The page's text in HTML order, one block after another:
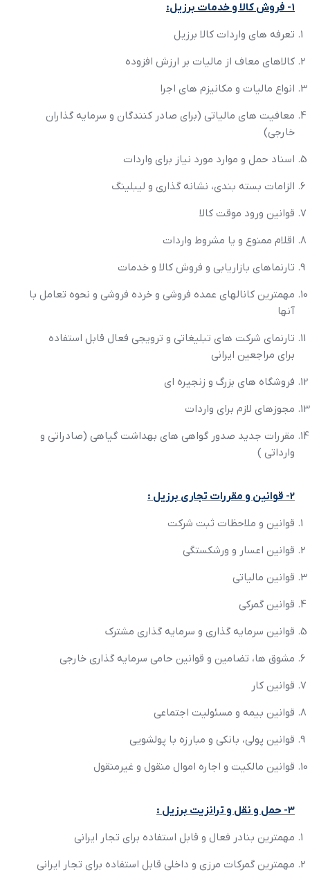
1- فروش کالا و خدمات برزيل:
تعرفه هاي واردات کالا برزيل
کالاهاي معاف از ماليات بر ارزش افزوده
انواع ماليات و مکانيزم هاي اجرا
معافيت هاي مالياتي (براي صادر کنندگان و سرمايه گذاران
خارجي)
اسناد حمل و موارد مورد نياز براي واردات
الزامات بسته بندي، نشانه گذاري و ليبلينگ
قوانين ورود موقت کالا
اقلام ممنوع و يا مشروط واردات
تارنماهاي بازاريابي و فروش کالا و خدمات
مهمترين کانالهاي عمده فروشي و خرده فروشي و نحوه تعامل با
آنها
تارنماي شرکت هاي تبليغاتي و ترويجي فعال قابل استفاده
براي مراجعين ايراني
فروشگاه هاي بزرگ و زنجيره اي
مجوزهاي لازم براي واردات
مقررات جديد صدور گواهي هاي بهداشت گياهي (صادراتي و
وارداتي )
2- قوانين و مقررات تجاري برزيل :
قوانين و ملاحظات ثبت شرکت
قوانين اعسار و ورشکستگي
قوانين مالياتي
قوانين گمرکي
قوانين سرمايه گذاري و سرمايه گذاري مشترک
مشوق ها، تضامين و قوانين حامي سرمايه گذاري خارجي
قوانين کار
قوانين بيمه و مسئوليت اجتماعي
قوانين پولي، بانکي و مبارزه با پولشويي
قوانين مالکيت و اجاره اموال منقول و غيرمنقول
3- حمل و نقل و ترانزيت برزيل :
مهمترين بنادر فعال و قابل استفاده براي تجار ايراني
مهمترين گمرکات مرزي و داخلي قابل استفاده براي تجار ايراني